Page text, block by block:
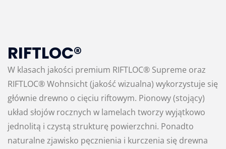
RIFTLOC®
W klasach jakości premium RIFTLOC® Supreme oraz
RIFTLOC® Wohnsicht (jakość wizualna) wykorzystuje się
głównie drewno o cięciu riftowym. Pionowy (stojący)
układ słojów rocznych w lamelach tworzy wyjątkowo
jednolitą i czystą strukturę powierzchni. Ponadto
naturalne zjawisko pęcznienia i kurczenia się drewna